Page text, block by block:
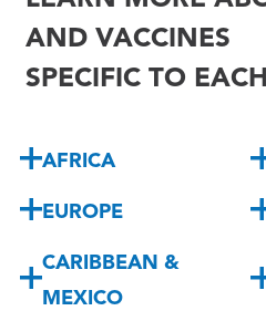
AND VACCINES
SPECIFIC TO
AFRICA
EUROPE
CARIBBEAN &
MEXICO